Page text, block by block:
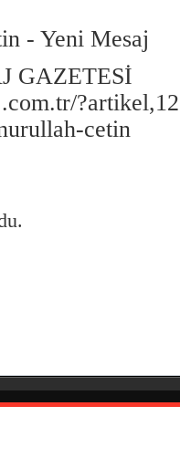
- Yeni Mesaj
GAZETESİ
cetin